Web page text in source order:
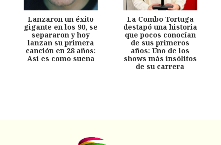
Lanzaron un éxito
gigante en los 90, se
separaron y hoy
lanzan su primera
canción en 28 años:
Así es como suena
La Combo Tortuga
destapó una historia
que pocos conocían
de sus primeros
años: Uno de los
shows más insólitos
de su carrera